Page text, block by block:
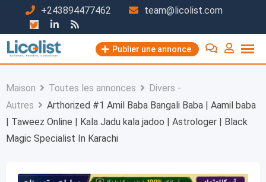
contenu
+243894477462 team@licolist.com
Publier une annonce
Maison Toutes les annonces
Divers -
Autres
Arthorized #1 Amil Baba Bangali Baba | Aamil baba
| Taweez Online | Kala Jadu kala jadoo | Astrologer | Black
Magic Specialist In Karachi